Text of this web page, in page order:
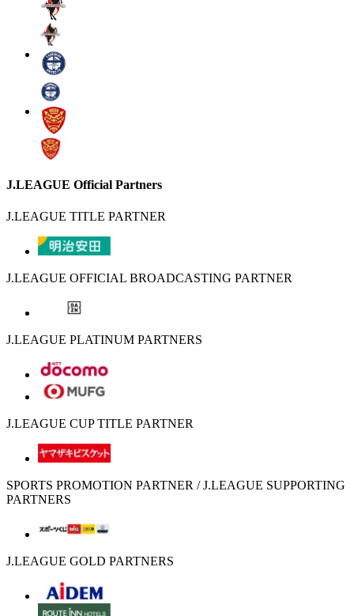
J.LEAGUE Official Partners
J.LEAGUE TITLE PARTNER
J.LEAGUE OFFICIAL BROADCASTING PARTNER
J.LEAGUE PLATINUM PARTNERS
J.LEAGUE CUP TITLE PARTNER
SPORTS PROMOTION PARTNER / J.LEAGUE SUPPORTING
PARTNERS
J.LEAGUE GOLD PARTNERS